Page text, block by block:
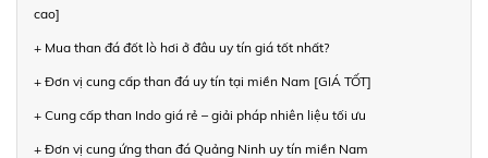
cao]
+ Mua than đá đốt lò hơi ở đâu uy tín giá tốt nhất?
+ Đơn vị cung cấp than đá uy tín tại miền Nam [GIÁ TỐT]
+ Cung cấp than Indo giá rẻ – giải pháp nhiên liệu tối ưu
+ Đơn vị cung ứng than đá Quảng Ninh uy tín miền Nam